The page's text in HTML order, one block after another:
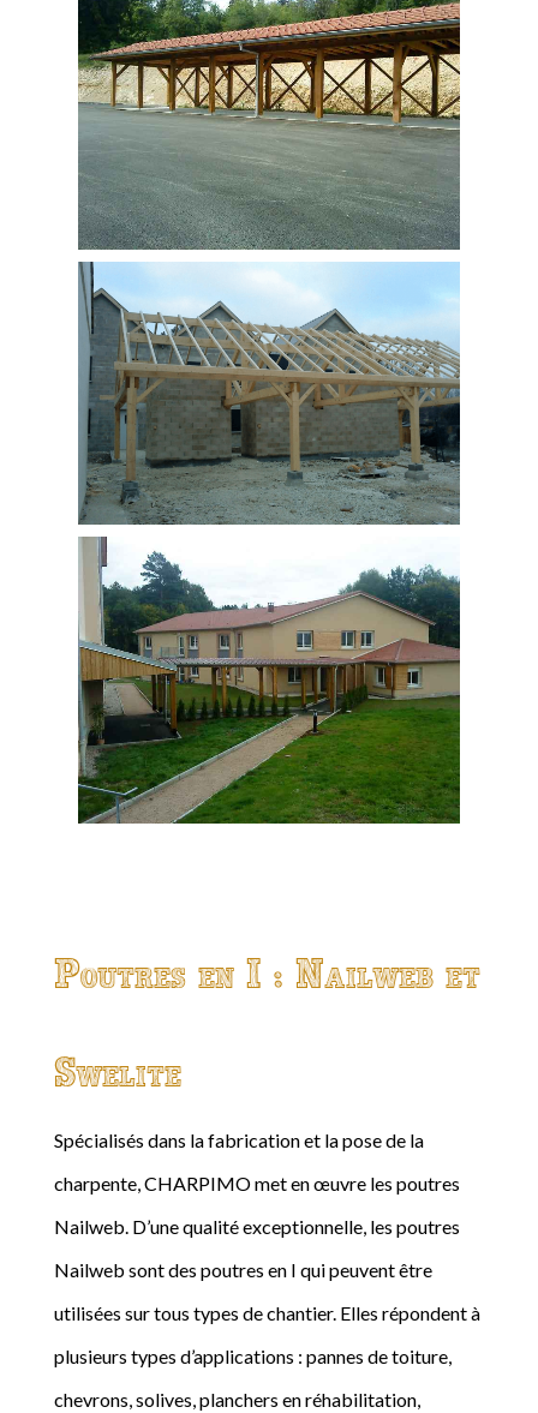
Poutres en I : Nailweb et
Swelite
Spécialisés dans la fabrication et la pose de la
charpente, CHARPIMO met en œuvre les poutres
Nailweb. D’une qualité exceptionnelle, les poutres
Nailweb sont des poutres en I qui peuvent être
utilisées sur tous types de chantier. Elles répondent à
plusieurs types d’applications : pannes de toiture,
chevrons, solives, planchers en réhabilitation,